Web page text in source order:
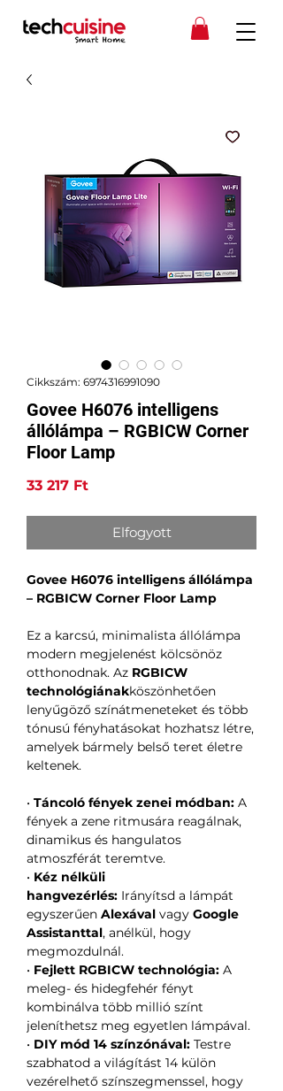
Cikkszám: 6974316991090
Govee H6076 intelligens
állólámpa – RGBICW Corner
Floor Lamp
33 217 FtÁr
Elfogyott
Govee H6076 intelligens állólámpa
– RGBICW Corner Floor Lamp
Ez a karcsú, minimalista állólámpa
modern megjelenést kölcsönöz
otthonodnak. Az RGBICW
technológiánakköszönhetően
lenyűgöző színátmeneteket és több
tónusú fényhatásokat hozhatsz létre,
amelyek bármely belső teret életre
keltenek.
• Táncoló fények zenei módban: A
fények a zene ritmusára reagálnak,
dinamikus és hangulatos
atmoszférát teremtve.
• Kéz nélküli
hangvezérlés: Irányítsd a lámpát
egyszerűen Alexával vagy Google
Assistanttal, anélkül, hogy
megmozdulnál.
• Fejlett RGBICW technológia: A
meleg- és hidegfehér fényt
kombinálva több millió színt
jeleníthetsz meg egyetlen lámpával.
• DIY mód 14 színzónával: Testre
szabhatod a világítást 14 külön
vezérelhető színszegmenssel, hogy